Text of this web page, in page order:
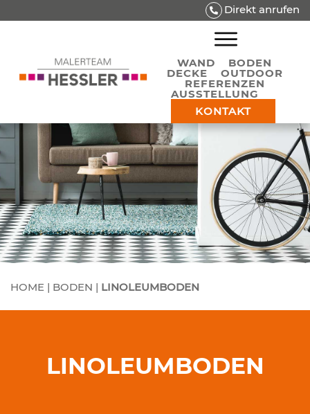
Direkt anrufen
WAND BODEN
DECKE OUTDOOR
REFERENZEN
AUSSTELLUNG
KONTAKT
HOME | BODEN | LINOLEUMBODEN
LINOLEUMBODEN